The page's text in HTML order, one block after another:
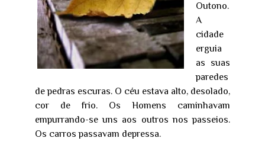
Outono.
A
cidade
erguia
as suas
paredes
de pedras escuras. O céu estava alto, desolado,
cor de frio. Os Homens caminhavam
empurrando-se uns aos outros nos passeios.
Os carros passavam depressa.